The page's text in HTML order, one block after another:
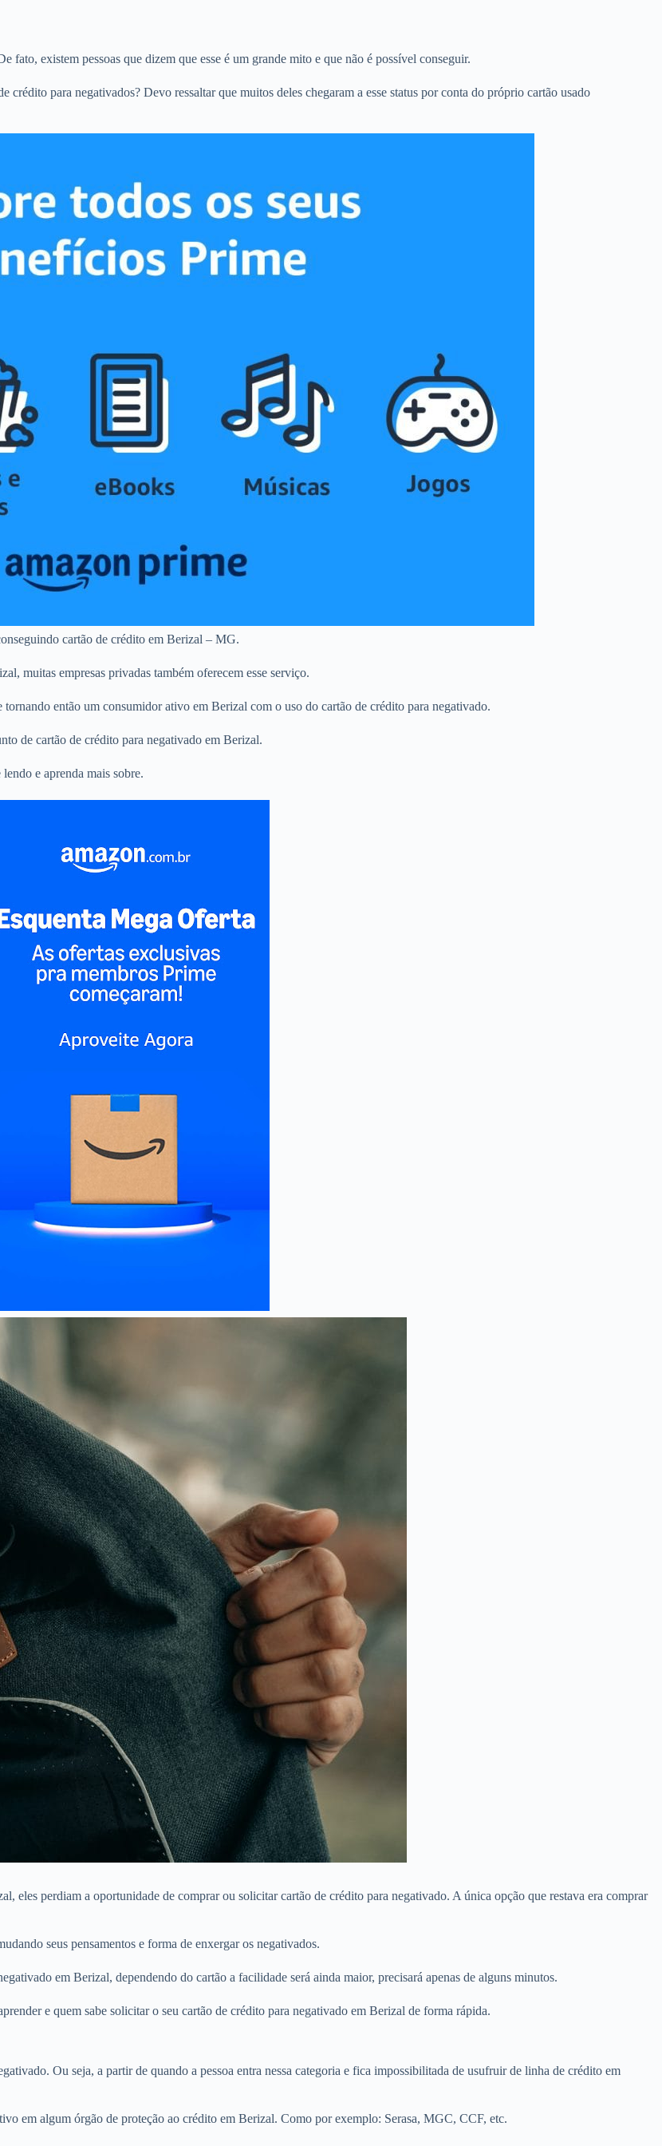
existem pessoas que dizem que esse é um grande mito e que não é possível conseguir.
para negativados? Devo ressaltar que muitos deles chegaram a esse status por conta do próprio cartão usado
cartão de crédito em Berizal – MG.
muitas empresas privadas também oferecem esse serviço.
então um consumidor ativo em Berizal com o uso do cartão de crédito para negativado.
de cartão de crédito para negativado em Berizal.
e aprenda mais sobre.
eles perdiam a oportunidade de comprar ou solicitar cartão de crédito para negativado. A única opção que restava era comprar
seus pensamentos e forma de enxergar os negativados.
em Berizal, dependendo do cartão a facilidade será ainda maior, precisará apenas de alguns minutos.
e quem sabe solicitar o seu cartão de crédito para negativado em Berizal de forma rápida.
Ou seja, a partir de quando a pessoa entra nessa categoria e fica impossibilitada de usufruir de linha de crédito em
em algum órgão de proteção ao crédito em Berizal. Como por exemplo: Serasa, MGC, CCF, etc.